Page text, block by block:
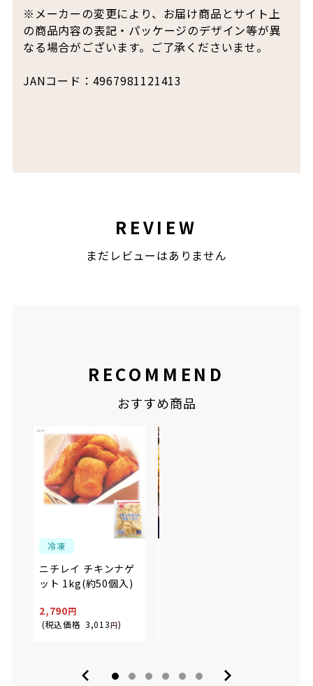
※メーカーの変更により、お届け商品とサイト上
の商品内容の表記・パッケージのデザイン等が異
なる場合がございます。ご了承くださいませ。
JANコード：4967981121413
REVIEW
まだレビューはありません
RECOMMEND
おすすめ商品
冷凍
ニチレイ チキンナゲ
ット 1kg(約50個入)
2,790
(税込価格 3,013円)